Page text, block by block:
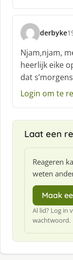
f
derbyke
s
c
h
r
e
e
:
Njam,njam,
heerlijk eike
dat
Login om te
Laat een
Reageren
weten
Maak
Al lid? Log in
wachtwoord.